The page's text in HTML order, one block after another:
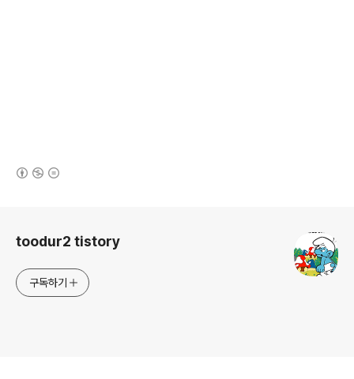
toodur2 tistory
구독하기